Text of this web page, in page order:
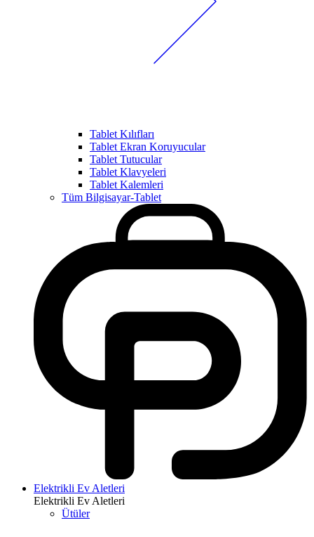
Tablet Kılıfları
Tablet Ekran Koruyucular
Tablet Tutucular
Tablet Klavyeleri
Tablet Kalemleri
Tüm Bilgisayar-Tablet
Elektrikli Ev Aletleri
Elektrikli Ev Aletleri
Ütüler